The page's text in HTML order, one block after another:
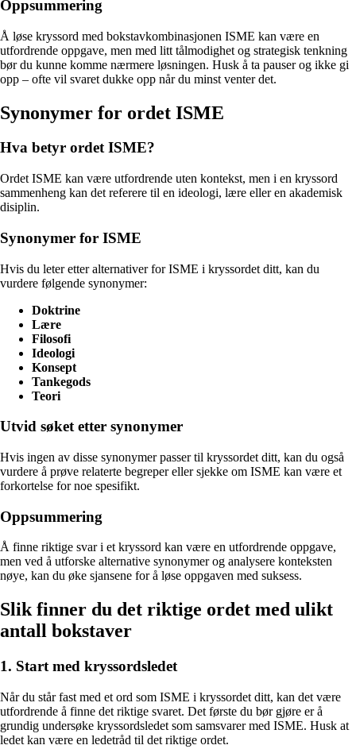
Oppsummering
Å løse kryssord med bokstavkombinasjonen ISME kan være en
utfordrende oppgave, men med litt tålmodighet og strategisk tenkning
bør du kunne komme nærmere løsningen. Husk å ta pauser og ikke gi
opp – ofte vil svaret dukke opp når du minst venter det.
Synonymer for ordet ISME
Hva betyr ordet ISME?
Ordet ISME kan være utfordrende uten kontekst, men i en kryssord
sammenheng kan det referere til en ideologi, lære eller en akademisk
disiplin.
Synonymer for ISME
Hvis du leter etter alternativer for ISME i kryssordet ditt, kan du
vurdere følgende synonymer:
Doktrine
Lære
Filosofi
Ideologi
Konsept
Tankegods
Teori
Utvid søket etter synonymer
Hvis ingen av disse synonymer passer til kryssordet ditt, kan du også
vurdere å prøve relaterte begreper eller sjekke om ISME kan være et
forkortelse for noe spesifikt.
Oppsummering
Å finne riktige svar i et kryssord kan være en utfordrende oppgave,
men ved å utforske alternative synonymer og analysere konteksten
nøye, kan du øke sjansene for å løse oppgaven med suksess.
Slik finner du det riktige ordet med ulikt
antall bokstaver
1. Start med kryssordsledet
Når du står fast med et ord som ISME i kryssordet ditt, kan det være
utfordrende å finne det riktige svaret. Det første du bør gjøre er å
grundig undersøke kryssordsledet som samsvarer med ISME. Husk at
ledet kan være en ledetråd til det riktige ordet.